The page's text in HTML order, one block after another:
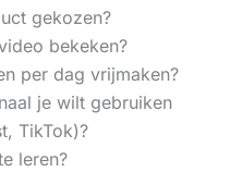
gekozen?
bekeken?
per dag vrijmaken?
je wilt gebruiken
TikTok)?
leren?